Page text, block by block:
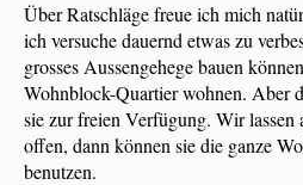
Über Ratschläge freue ich mich
ich versuche dauernd etwas zu
grosses Aussengehege bauen
Wohnblock-Quartier wohnen. Aber
sie zur freien Verfügung. Wir lassen
offen, dann können sie die ganze
benutzen.